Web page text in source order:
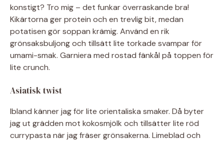
konstigt? Tro mig – det funkar överraskande bra!
Kikärtorna ger protein och en trevlig bit, medan
potatisen gör soppan krämig. Använd en rik
grönsaksbuljong och tillsätt lite torkade svampar för
umami-smak. Garniera med rostad fänkål på toppen för
lite crunch.
Asiatisk twist
Ibland känner jag för lite orientaliska smaker. Då byter
jag ut grädden mot kokosmjölk och tillsätter lite röd
currypasta när jag fräser grönsakerna. Limeblad och